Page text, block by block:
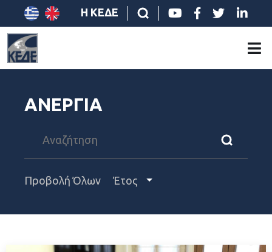
Η ΚΕΔΕ
ΑΝΕΡΓΙΑ
Προβολή Όλων Έτος